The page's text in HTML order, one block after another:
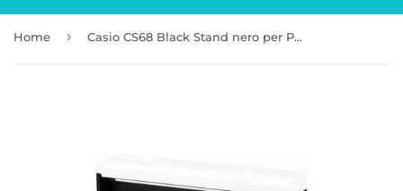
Home › Casio CS68 Black Stand nero per Privia PX S1100 - S3100